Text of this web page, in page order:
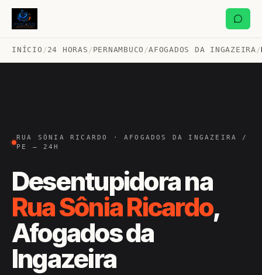
INÍCIO /24 HORAS /PERNAMBUCO /AFOGADOS DA INGAZEIRA /
RUA SÔNIA RICARDO · AFOGADOS DA INGAZEIRA /
PE — 24H
Desentupidora na
Rua Sônia Ricardo,
Afogados da
Ingazeira